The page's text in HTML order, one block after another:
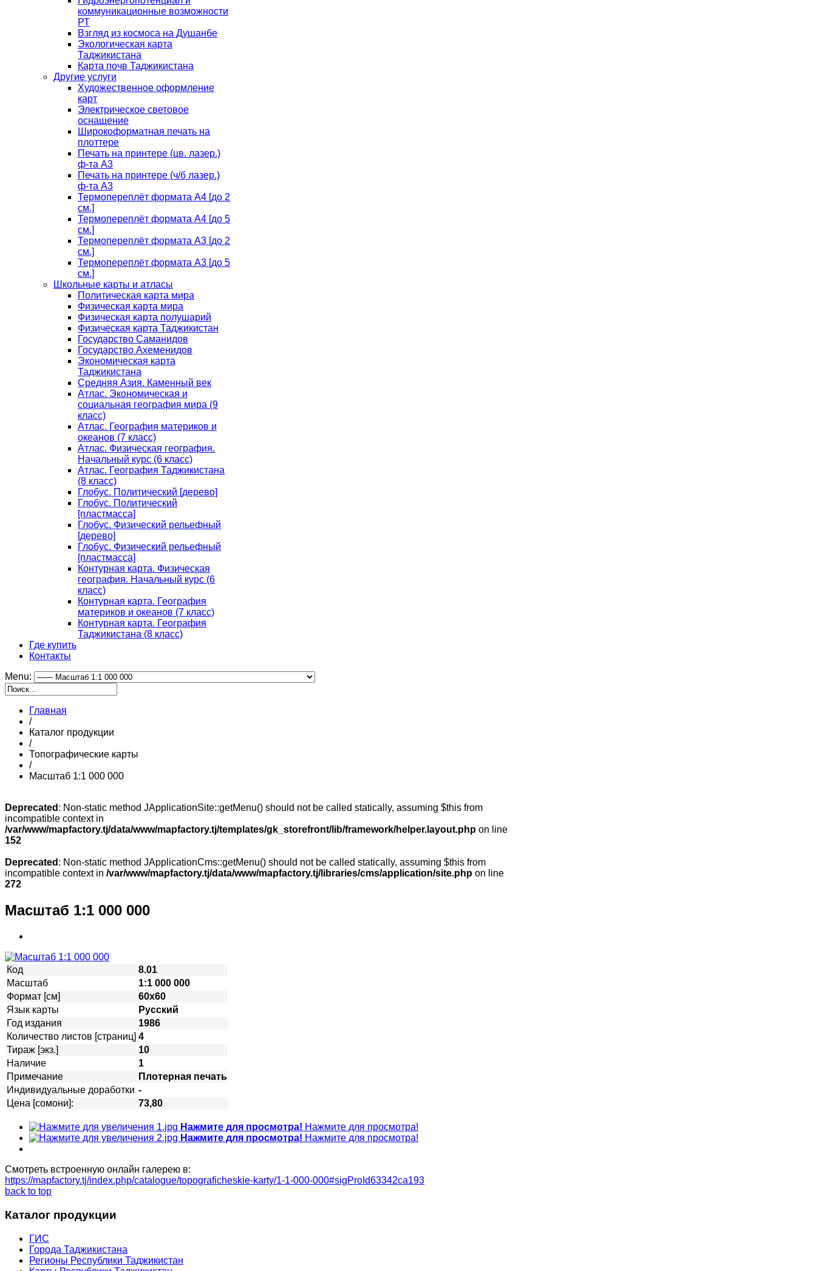
коммуникационные возможности
РТ
Взгляд из космоса на Душанбе
Экологическая карта
Таджикистана
Карта почв Таджикистана
Другие услуги
Художественное оформление
карт
Электрическое световое
оснащение
Широкоформатная печать на
плоттере
Печать на принтере (цв. лазер.)
ф-та А3
Печать на принтере (ч/б лазер.)
ф-та А3
Термопереплёт формата А4 [до 2
см.]
Термопереплёт формата А4 [до 5
см.]
Термопереплёт формата А3 [до 2
см.]
Термопереплёт формата А3 [до 5
см.]
Школьные карты и атласы
Политическая карта мира
Физическая карта мира
Физическая карта полушарий
Физическая карта Таджикистан
Государство Саманидов
Государство Ахеменидов
Экономическая карта
Таджикистана
Средняя Азия. Каменный век
Атлас. Экономическая и
социальная география мира (9
класс)
Атлас. География материков и
океанов (7 класс)
Атлас. Физическая география.
Начальный курс (6 класс)
Атлас. География Таджикистана
(8 класс)
Глобус. Политический [дерево]
Глобус. Политический
[пластмасса]
Глобус. Физический рельефный
[дерево]
Глобус. Физический рельефный
[пластмасса]
Контурная карта. Физическая
география. Начальный курс (6
класс)
Контурная карта. География
материков и океанов (7 класс)
Контурная карта. География
Таджикистана (8 класс)
Где купить
Контакты
Menu:
Главная
/
Каталог продукции
/
Топографические карты
/
Масштаб 1:1 000 000
Deprecated : Non-static method JApplicationSite::getMenu() should not be called statically, assuming $this from
incompatible context in
/var/www/mapfactory.tj/data/www/mapfactory.tj/templates/gk_storefront/lib/framework/helper.layout.php on line
152
Deprecated : Non-static method JApplicationCms::getMenu() should not be called statically, assuming $this from
incompatible context in /var/www/mapfactory.tj/data/www/mapfactory.tj/libraries/cms/application/site.php on line
272
Масштаб 1:1 000 000
Код
8.01
Масштаб
1:1 000 000
Формат [см]
60х60
Язык карты
Русский
Год издания
1986
Количество листов [страниц] 4
Тираж [экз.]
10
Наличие
1
Примечание
Плотерная печать
Индивидуальные доработки -
Цена [сомони]:
73,80
Нажмите для просмотра! Нажмите для просмотра!
Нажмите для просмотра! Нажмите для просмотра!
Смотреть встроенную онлайн галерею в:
https://mapfactory.tj/index.php/catalogue/topograficheskie-karty/1-1-000-000#sigProId63342ca193
back to top
Каталог продукции
ГИС
Города Таджикистана
Регионы Республики Таджикистан